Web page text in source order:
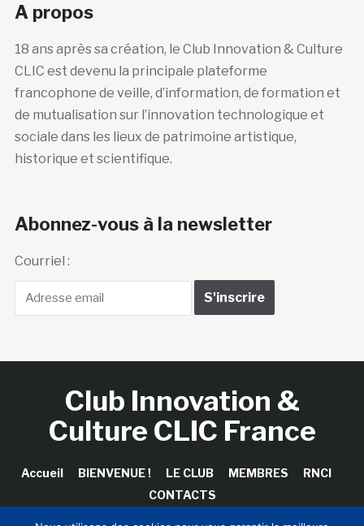
A propos
18 ans après sa création, le Club Innovation & Culture
CLIC est devenu la principale plateforme
francophone de veille, d’information, de formation et
de mutualisation sur l’innovation technologique et
sociale dans les lieux de patrimoine artistique,
historique et scientifique.
Abonnez-vous à la newsletter
Courriel :
Club Innovation &
Culture CLIC France
Accueil BIENVENUE ! LE CLUB MEMBRES
RNCI
CONTACTS